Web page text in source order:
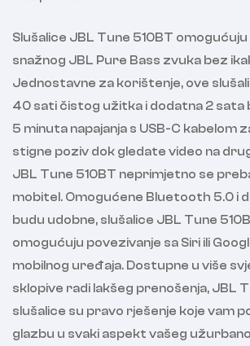
Slušalice JBL Tune 510BT
snažnog JBL Pure Bass zvuka bez
Jednostavne za korištenje, ove
40 sati čistog užitka i dodatna 2 sata
5 minuta napajanja s USB-C kabelom
stigne poziv dok gledate video na
JBL Tune 510BT neprimjetno se
mobitel. Omogućene Bluetooth 5.0 i
budu udobne, slušalice JBL Tune
omogućuju povezivanje sa Siri ili
mobilnog uređaja. Dostupne u više
sklopive radi lakšeg prenošenja, JBL
slušalice su pravo rješenje koje vam
glazbu u svaki aspekt vašeg